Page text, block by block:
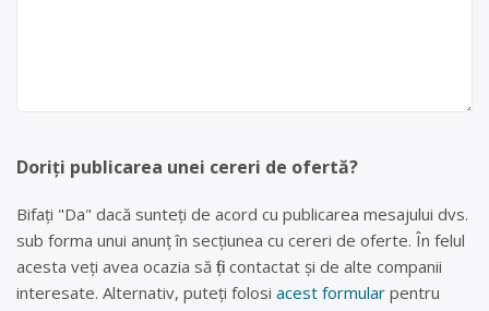
Doriți publicarea unei cereri de ofertă?
Bifați "Da" dacă sunteți de acord cu publicarea mesajului dvs.
sub forma unui anunț în secțiunea cu cereri de oferte. În felul
acesta veți avea ocazia să fiți contactat și de alte companii
interesate. Alternativ, puteți folosi acest formular pentru